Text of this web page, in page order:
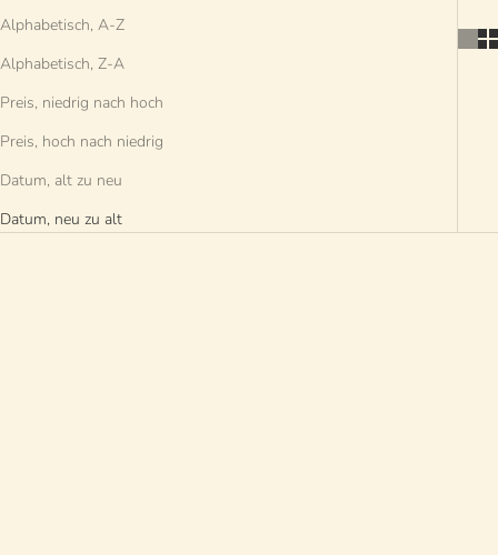
Alphabetisch, A-Z
Alphabetisch, Z-A
Preis, niedrig nach hoch
Preis, hoch nach niedrig
Datum, alt zu neu
Datum, neu zu alt